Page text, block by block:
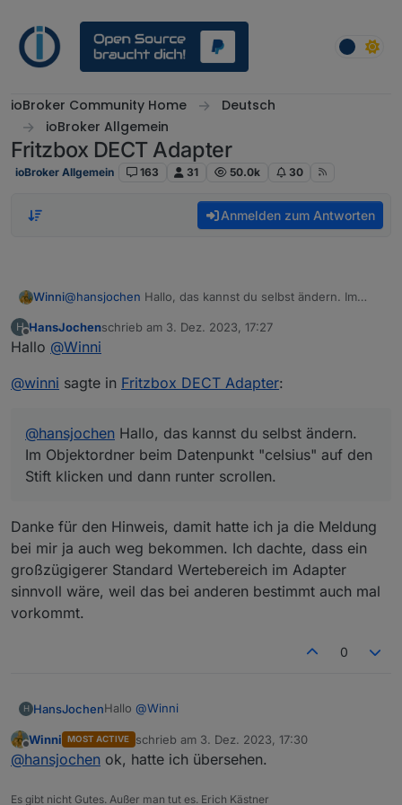
ioBroker Community Home
Deutsch
ioBroker Allgemein
Fritzbox DECT Adapter
ioBroker Allgemein 163 31 50.0k 30
Anmelden zum Antworten
Winni@hansjochen Hallo, das kannst du selbst ändern. Im
klicken und dann runter scrollen.
H
Offline
HansJochenschrieb am 3. Dez. 2023, 17:27
zuletzt editiert von
Hallo @Winni
@winni sagte in Fritzbox DECT Adapter:
@hansjochen Hallo, das kannst du selbst ändern.
Im Objektordner beim Datenpunkt "celsius" auf den
Stift klicken und dann runter scrollen.
Danke für den Hinweis, damit hatte ich ja die Meldung
bei mir ja auch weg bekommen. Ich dachte, dass ein
großzügigerer Standard Wertebereich im Adapter
sinnvoll wäre, weil das bei anderen bestimmt auch mal
vorkommt.
0
H HansJochenHallo @Winni
@winnisagte in Fritzbox DECT Adapter
@
Hallo, das kannst du selbst
Offline
Winni MOST ACTIVE schrieb am 3. Dez. 2023, 17:30
zuletzt editiert von
@hansjochen ok, hatte ich übersehen.
Es gibt nicht Gutes. Außer man tut es. Erich Kästner